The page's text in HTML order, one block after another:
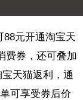
88元开通淘宝天
费券，还可叠加
天猫返利，通
可享受券后价